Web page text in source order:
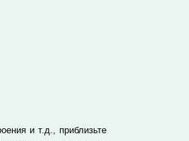
и т.д., приблизьте